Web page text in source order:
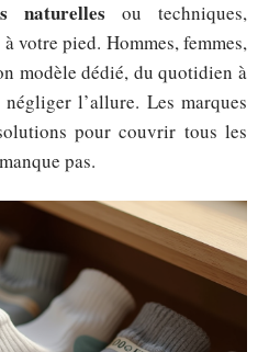
naturelles ou techniques,
votre pied. Hommes, femmes,
modèle dédié, du quotidien à
l’allure. Les marques
pour couvrir tous les
pas.